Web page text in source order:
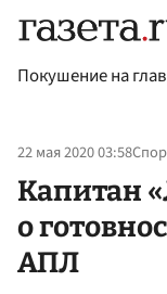
Покушение на
22 мая 2020 03:58
Капитан
о
АПЛ